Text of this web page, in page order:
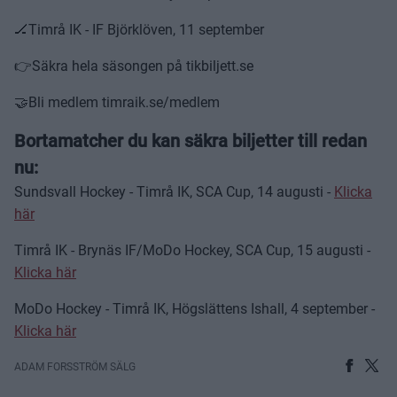
🏒Timrå IK - IF Björklöven, 11 september
👉Säkra hela säsongen på tikbiljett.se
🤝Bli medlem timraik.se/medlem
Bortamatcher du kan säkra biljetter till redan
nu:
Sundsvall Hockey - Timrå IK, SCA Cup, 14 augusti - Klicka
här
Timrå IK - Brynäs IF/MoDo Hockey, SCA Cup, 15 augusti -
Klicka här
MoDo Hockey - Timrå IK, Högslättens Ishall, 4 september -
Klicka här
ADAM FORSSTRÖM SÄLG